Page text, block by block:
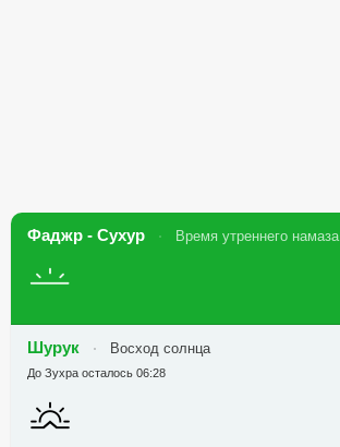
Фаджр - Сухур Время утреннего намаза
Шурук Восход солнца
До Зухра осталось 06:28